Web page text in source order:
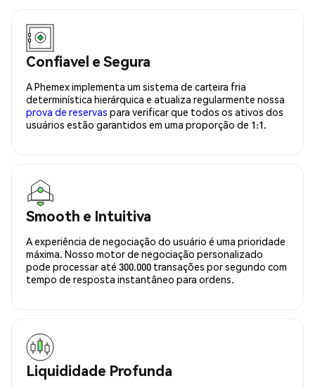
Confiavel e Segura
A Phemex implementa um sistema de carteira fria
determinística hierárquica e atualiza regularmente nossa
prova de reservas para verificar que todos os ativos dos
usuários estão garantidos em uma proporção de 1:1.
Smooth e Intuitiva
A experiência de negociação do usuário é uma prioridade
máxima. Nosso motor de negociação personalizado
pode processar até 300.000 transações por segundo com
tempo de resposta instantâneo para ordens.
Liquididade Profunda